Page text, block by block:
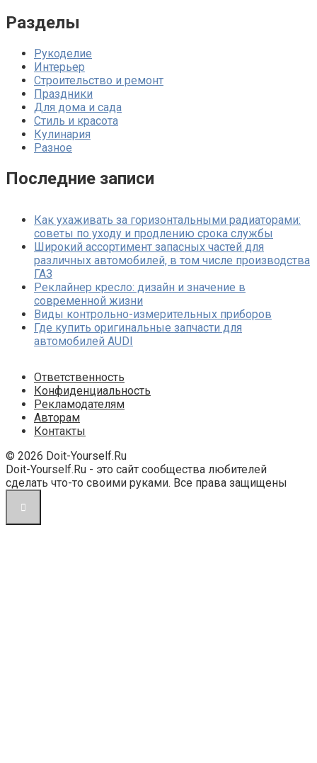
Разделы
Рукоделие
Интерьер
Строительство и ремонт
Праздники
Для дома и сада
Стиль и красота
Кулинария
Разное
Последние записи
Как ухаживать за горизонтальными радиаторами:
советы по уходу и продлению срока службы
Широкий ассортимент запасных частей для
различных автомобилей, в том числе производства
ГАЗ
Реклайнер кресло: дизайн и значение в
современной жизни
Виды контрольно-измерительных приборов
Где купить оригинальные запчасти для
автомобилей AUDI
Ответственность
Конфиденциальность
Рекламодателям
Авторам
Контакты
© 2026 Doit-Yourself.Ru
Doit-Yourself.Ru - это сайт сообщества любителей
сделать что-то своими руками. Все права защищены